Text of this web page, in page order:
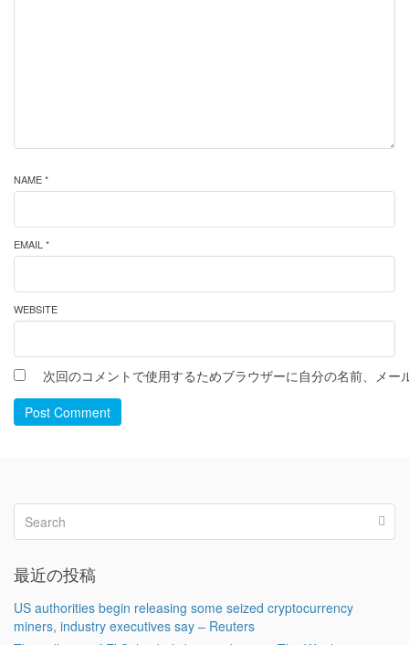
NAME *
EMAIL *
WEBSITE
次回のコメントで使用するためブラウザーに自分の名前、メー
Post Comment
最近の投稿
US authorities begin releasing some seized cryptocurrency
miners, industry executives say – Reuters